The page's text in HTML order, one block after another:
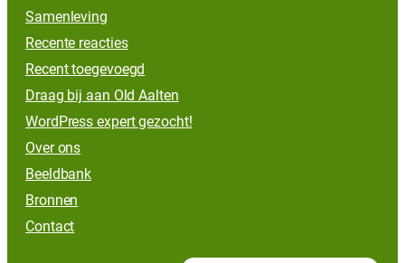
Samenleving
Recente reacties
Recent toegevoegd
Draag bij aan Old Aalten
WordPress expert gezocht!
Over ons
Beeldbank
Bronnen
Contact